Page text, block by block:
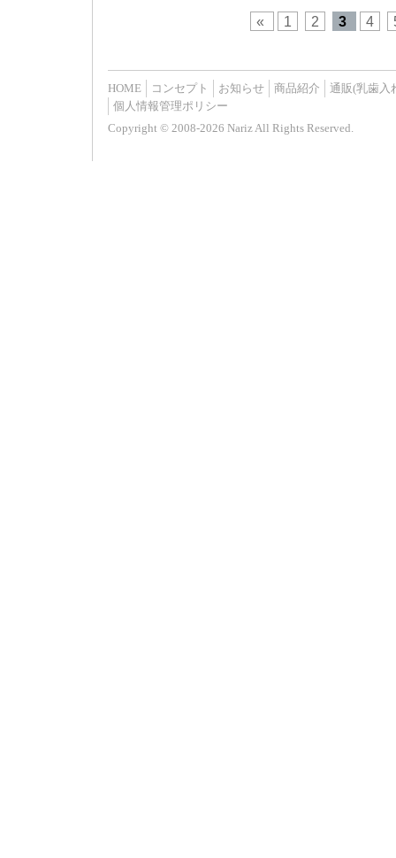
« 1 2 3 4
HOME コンセプト お知らせ 商品紹介
通販(乳歯入
個人情報管理ポリシー
Copyright © 2008-2026 Nariz All Rights Reserved.